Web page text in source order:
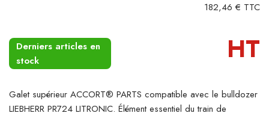
182,46 € TTC
Derniers articles en
stock
HT
Galet supérieur ACCORT® PARTS compatible avec le bulldozer
LIEBHERR PR724 LITRONIC. Élément essentiel du train de